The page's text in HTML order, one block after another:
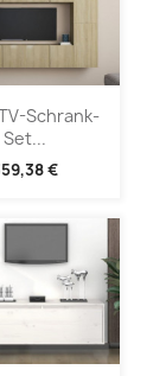
Schrank-
Set...
€